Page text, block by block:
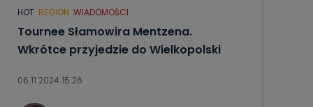
HOT REGION WIADOMOŚCI
Tournee Słamowira Mentzena.
Wkrótce przyjedzie do Wielkopolski
06.11.2024 15:26